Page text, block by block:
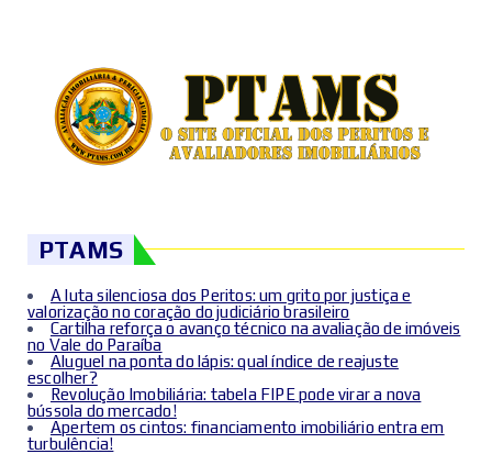
PTAMS
A luta silenciosa dos Peritos: um grito por justiça e
valorização no coração do judiciário brasileiro
Cartilha reforça o avanço técnico na avaliação de imóveis
no Vale do Paraíba
Aluguel na ponta do lápis: qual índice de reajuste
escolher?
Revolução Imobiliária: tabela FIPE pode virar a nova
bússola do mercado!
Apertem os cintos: financiamento imobiliário entra em
turbulência!